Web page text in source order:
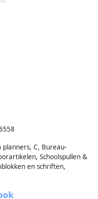
planners, C, Bureau-
Schoolspullen &
en schriften,